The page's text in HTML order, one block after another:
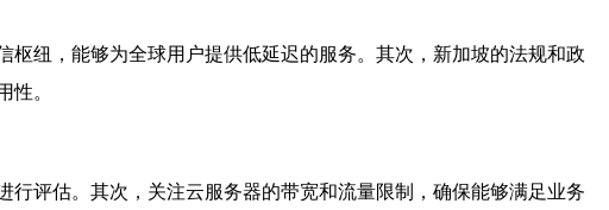
纽，能够为全球用户提供低延迟的服务。其次，新加坡的法规和政
性。
评估。其次，关注云服务器的带宽和流量限制，确保能够满足业务